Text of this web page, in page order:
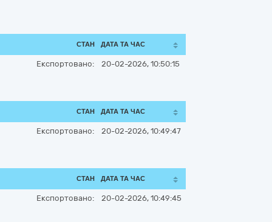
СТАН ДАТА ТА ЧАС
Експортовано: 20-02-2026, 10:50:15
СТАН ДАТА ТА ЧАС
Експортовано: 20-02-2026, 10:49:47
СТАН ДАТА ТА ЧАС
Експортовано: 20-02-2026, 10:49:45